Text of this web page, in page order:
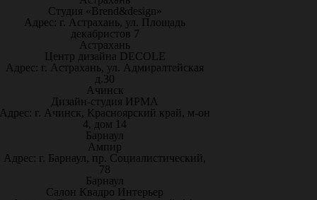
Студия «Brend&design»
Адрес: г. Астрахань, ул. Площадь
декабристов 7
Астрахань
Центр дизайна DECOLE
Адрес: г. Астрахань, ул. Адмиралтейская
д.30
Ачинск
Дизайн-студия ИРМА
Адрес: г. Ачинск, Красноярский край, м-он
4, дом 14
Барнаул
Ампир
Адрес: г. Барнаул, пр. Социалистический,
78
Барнаул
Салон Квадро Интерьер